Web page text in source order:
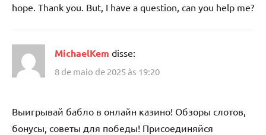
hope. Thank you. But, I have a question, can you help me?
MichaelKem disse:
8 de maio de 2025 às 19:20
Выигрывай бабло в онлайн казино! Обзоры слотов,
бонусы, советы для победы! Присоединяйся